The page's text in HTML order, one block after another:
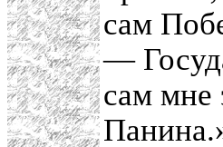
сам
—
сам мне